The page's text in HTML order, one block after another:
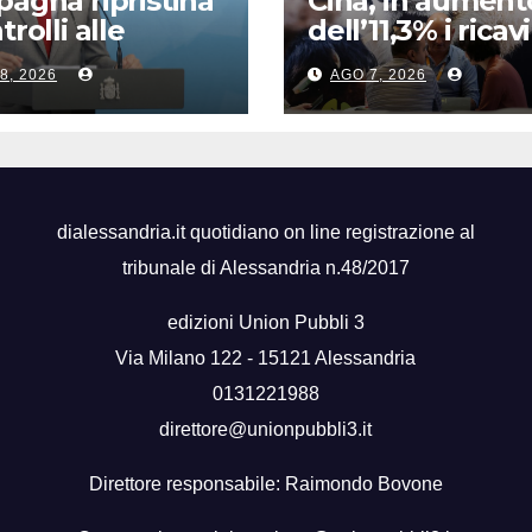
alle
con l’Italia
2026
dell’11,3% i ricavi
dell’industria
pubblicitaria
AGO 7, 2026
dialessandria.it quotidiano on line registrazione al
tribunale di Alessandria n.48/2017
edizioni Union Pubbli 3
Via Milano 122 - 15121 Alessandria
0131221988
direttore@unionpubbli3.it
Direttore responsabile: Raimondo Bovone